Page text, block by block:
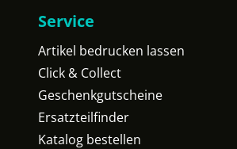
Service
Artikel bedrucken lassen
Click & Collect
Geschenkgutscheine
Ersatzteilfinder
Katalog bestellen